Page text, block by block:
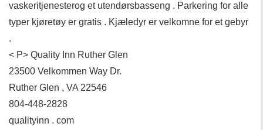
vaskeritjenesterog et utendørsbasseng . Parkering for alle
typer kjøretøy er gratis . Kjæledyr er velkomne for et gebyr
.
< P> Quality Inn Ruther Glen
23500 Velkommen Way Dr.
Ruther Glen , VA 22546
804-448-2828
qualityinn . com